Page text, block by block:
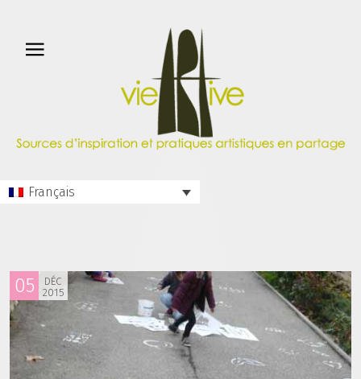
Français
05
DÉC
2015